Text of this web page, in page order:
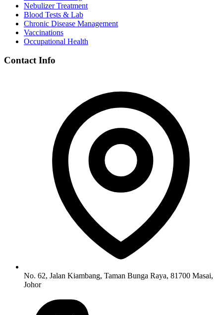
Nebulizer Treatment
Blood Tests & Lab
Chronic Disease Management
Vaccinations
Occupational Health
Contact Info
No. 62, Jalan Kiambang, Taman Bunga Raya, 81700 Masai,
Johor